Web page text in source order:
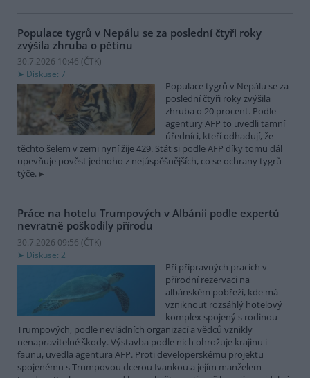
Populace tygrů v Nepálu se za poslední čtyři roky
zvýšila zhruba o pětinu
30.7.2026 10:46 (ČTK)
Diskuse: 7
Populace tygrů v Nepálu se za
poslední čtyři roky zvýšila
zhruba o 20 procent. Podle
agentury AFP to uvedli tamní
úředníci, kteří odhadují, že
těchto šelem v zemi nyní žije 429. Stát si podle AFP díky tomu dál
upevňuje pověst jednoho z nejúspěšnějších, co se ochrany tygrů
týče.
Práce na hotelu Trumpových v Albánii podle expertů
nevratně poškodily přírodu
30.7.2026 09:56 (ČTK)
Diskuse: 2
Při přípravných pracích v
přírodní rezervaci na
albánském pobřeží, kde má
vzniknout rozsáhlý hotelový
komplex spojený s rodinou
Trumpových, podle nevládních organizací a vědců vznikly
nenapravitelné škody. Výstavba podle nich ohrožuje krajinu i
faunu, uvedla agentura AFP. Proti developerskému projektu
spojenému s Trumpovou dcerou Ivankou a jejím manželem